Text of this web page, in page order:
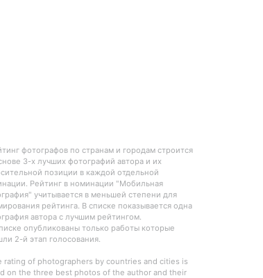
фотографов по странам и городам строится
3-х лучших фотографий автора и их
позиции в каждой отдельной
Рейтинг в номинации "Мобильная
учитывается в меньшей степени для
рейтинга. В списке показывается одна
автора с лучшим рейтингом.
опубликованы только работы которые
2-й этап голосования.
rating of photographers by countries and cities is
on the three best photos of the author and their